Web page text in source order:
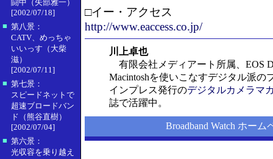
闘中（矢部雅一）
[2002/07/18]
■ 第八景：
CATV、めっちゃ
いいっす（大柴
滋）
[2002/07/11]
■ 第七景：
スピードネットで
超速ブロードバン
ド（熊谷直樹）
[2002/07/04]
■ 第六景：
光収容を乗り越え
□イー・アクセス
http://www.eaccess.co.jp/
川上卓也
有限会社メディアート所属、EOS
Macintoshを使いこなすデジタル派の
インプレス発行のデジタルカメラマ
誌で活躍中。
Broadband Watch ホーム